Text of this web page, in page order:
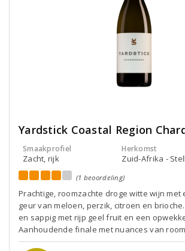
Yardstick Coastal Region
Smaakprofiel
Zacht, rijk
Herkomst
Zuid-Afrika -
(1 beoordeling)
Prachtige, roomzachte droge witte wijn met
geur van meloen, perzik, citroen en
en sappig met rijp geel fruit en een
Aanhoudende finale met nuances van